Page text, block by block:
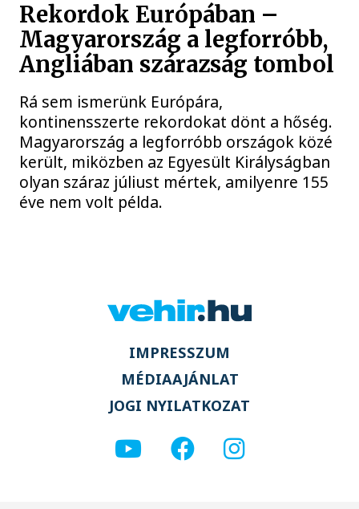
Rekordok Európában –
Magyarország a legforróbb,
Angliában szárazság tombol
Rá sem ismerünk Európára,
kontinensszerte rekordokat dönt a hőség.
Magyarország a legforróbb országok közé
került, miközben az Egyesült Királyságban
olyan száraz júliust mértek, amilyenre 155
éve nem volt példa.
IMPRESSZUM
MÉDIAAJÁNLAT
JOGI NYILATKOZAT